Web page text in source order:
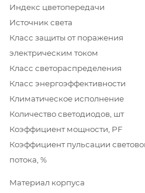
Индекс цветопередачи
Источник света
Класс защиты от поражения
электрическим током
Класс светораспределения
Класс энергоэффективности
Климатическое исполнение
Количество светодиодов, шт
Коэффициент мощности, PF
Коэффициент пульсации
потока, %
Материал корпуса